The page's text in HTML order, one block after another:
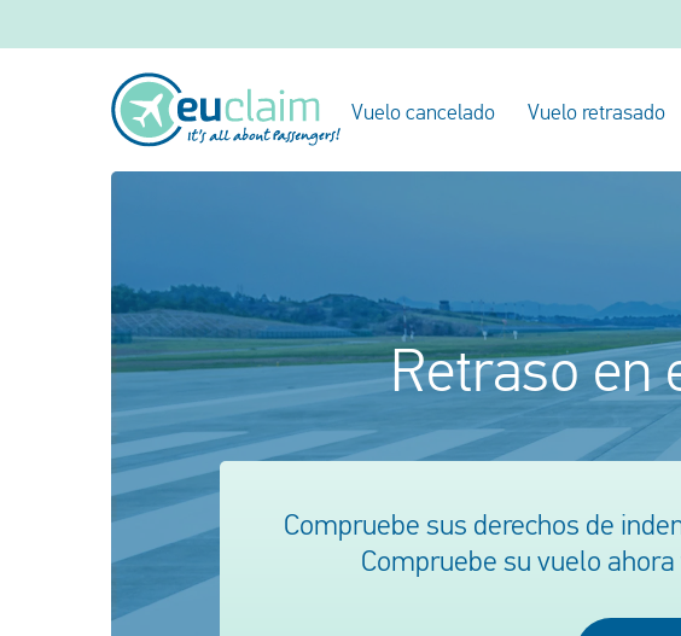
Vuelo cancelado Vuelo retrasado
Retraso en
Compruebe sus derechos de
Compruebe su vuelo